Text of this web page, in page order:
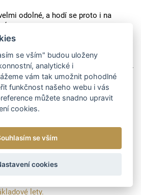
odolné, a hodí se proto i na
je velmi snadná, jsou zcela
jsou samy o sobě těžší.
svým uspořádáním. Většina z nich
kapsy, využít můžete také speciální
prostor zavazadla. Oceníte nízkou
Křehké věci však do tohoto kufru
luxusu. Styl a elegance jsou
však plánujete cesty, u kterých je
vyberte raději jiné. Kožené
a údržbu.
letadla?
lety.
se vším" budou uloženy
analytické i
vám tak umožnit pohodlné
funkčnost našeho webu i vás
můžete snadno upravit
cookies.
se vším
cookies